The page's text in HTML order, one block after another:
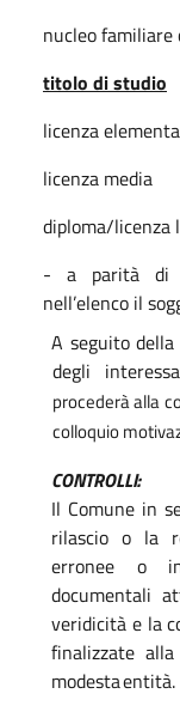
nucleo
titolo di studio
licenza
licenza media
diploma/licenza
- a parità di
nell’elenco il
A seguito della
degli
procederà alla
colloquio
CONTROLLI:
Il Comune in
rilascio o la
erronee o
documentali
veridicità e la
finalizzate
modestaentità.